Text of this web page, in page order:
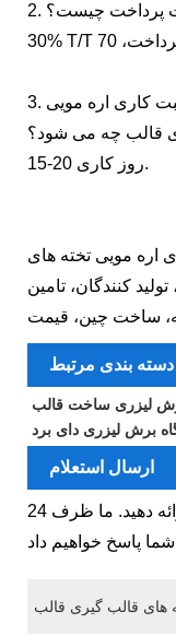
پرداخت چیست؟
3. در مورد زمان سرب دستگاه برش اره منبت کاری اره مویی
قالب چه می شود؟
15-20 روز کاری.
اره مویی تخته های
کنندگان، تامین
ساخت چین، قیمت
دسته بندی مرتبط
لیزری ساخت قالب
برش لیزری دای برد
ارسال استعلام
لطفاً درخواست خود را در فرم زیر ارائه دهید. ما ظرف 24